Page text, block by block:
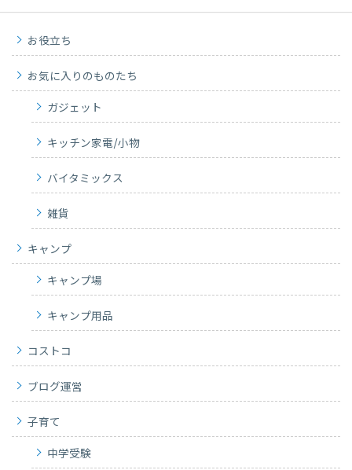
お役立ち
お気に入りのものたち
ガジェット
キッチン家電/小物
バイタミックス
雑貨
キャンプ
キャンプ場
キャンプ用品
コストコ
ブログ運営
子育て
中学受験